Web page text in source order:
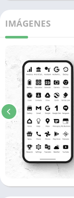
IMÁGENES